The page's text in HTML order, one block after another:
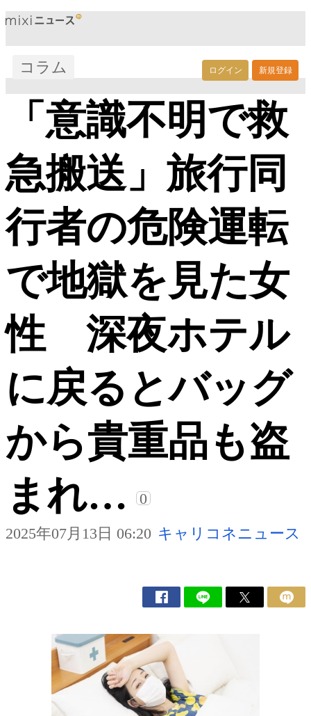
ログイン 新規登録
コラム
「意識不明で救
急搬送」旅行同
行者の危険運転
で地獄を見た女
性 深夜ホテル
に戻るとバッグ
から貴重品も盗
まれ…
0
2025年07月13日 06:20 キャリコネニュース